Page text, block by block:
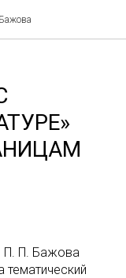
П. П. Бажова
тематический